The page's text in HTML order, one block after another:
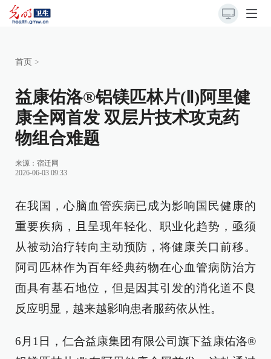
首页 >
益康佑洛®铝镁匹林片(Ⅱ)阿里健
康全网首发 双层片技术攻克药
物组合难题
来源： 宿迁网
2026-06-03 09:33
在我国，心脑血管疾病已成为影响国民健康的
重要疾病，且呈现年轻化、职业化趋势，亟须
从被动治疗转向主动预防，将健康关口前移。
阿司匹林作为百年经典药物在心血管病防治方
面具有基石地位，但是因其引发的消化道不良
反应明显，越来越影响患者服药依从性。
6月1日，仁合益康集团有限公司旗下益康佑洛®